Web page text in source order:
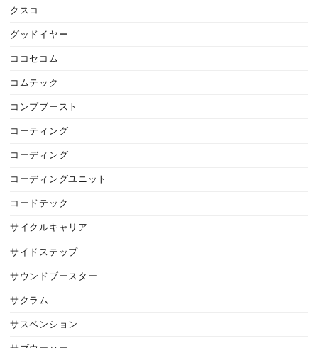
クスコ
グッドイヤー
ココセコム
コムテック
コンプブースト
コーティング
コーディング
コーディングユニット
コードテック
サイクルキャリア
サイドステップ
サウンドブースター
サクラム
サスペンション